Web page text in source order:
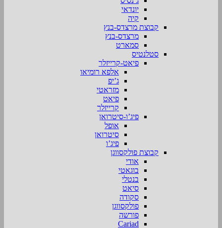
יונדאי
קיה
קבוצת מרצדס-בנץ
מרצדס-בנץ
סמארט
סטלנטיס
פיאט-קרייזלר
אלפא רומיאו
ג’יפ
מזראטי
פיאט
קרייזלר
פיג’ו-סיטרואן
אופל
סיטרואן
פיג’ו
קבוצת פולקסווגן
אודי
בוגאטי
בנטלי
סיאט
סקודה
פולקסווגן
פורשה
Cariad